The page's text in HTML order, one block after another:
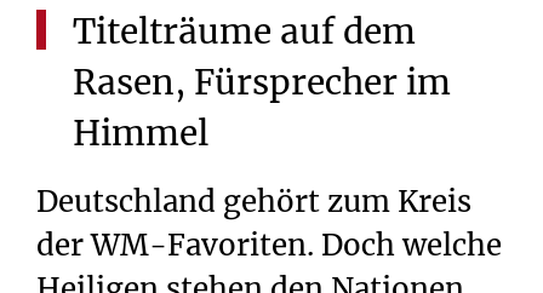
Titelträume auf dem
Rasen, Fürsprecher im
Himmel
Deutschland gehört zum Kreis
der WM-Favoriten. Doch welche